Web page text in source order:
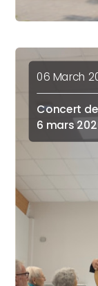
06 March
Concert
6 mars